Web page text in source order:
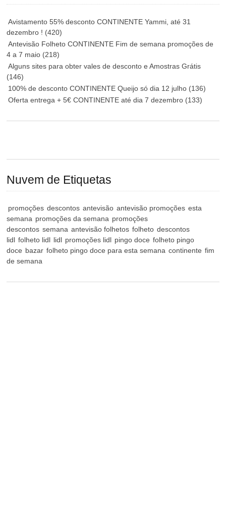
Avistamento 55% desconto CONTINENTE Yammi, até 31
dezembro ! (420)
Antevisão Folheto CONTINENTE Fim de semana promoções de
4 a 7 maio (218)
Alguns sites para obter vales de desconto e Amostras Grátis
(146)
100% de desconto CONTINENTE Queijo só dia 12 julho (136)
Oferta entrega + 5€ CONTINENTE até dia 7 dezembro (133)
Nuvem de Etiquetas
promoções descontos antevisão antevisão promoções esta
semana promoções da semana promoções
descontos semana antevisão folhetos folheto descontos
lidl folheto lidl lidl promoções lidl pingo doce folheto pingo
doce bazar folheto pingo doce para esta semana continente fim
de semana